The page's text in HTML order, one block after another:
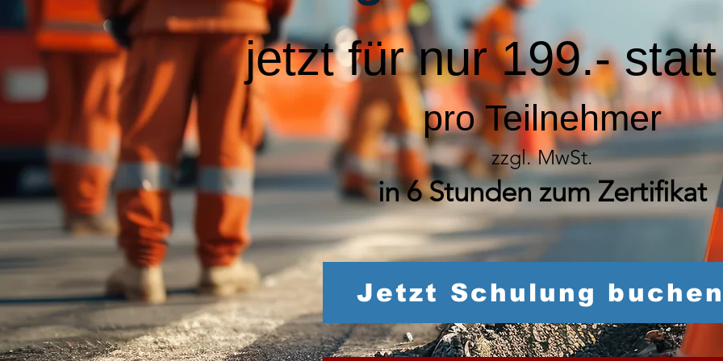
jetzt für nur 199.-
pro Teilnehmer
zzgl. MwSt.
in 6 Stunden zum Zertifikat
Jetzt Schulung